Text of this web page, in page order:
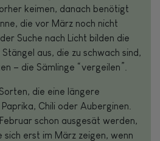
keimen, danach benötigt
die vor März noch nicht
Suche nach Licht bilden die
aus, die zu schwach sind,
– die Sämlinge “vergeilen”.
die eine längere
Chili oder Auberginen.
schon ausgesät werden,
sich erst im März zeigen, wenn